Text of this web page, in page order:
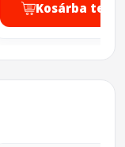
Kosárba